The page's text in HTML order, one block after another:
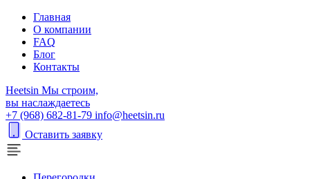
Главная
О компании
FAQ
Блог
Контакты
Heetsin Мы строим,
вы наслаждаетесь
+7 (968) 682-81-79 info@heetsin.ru
Оставить заявку